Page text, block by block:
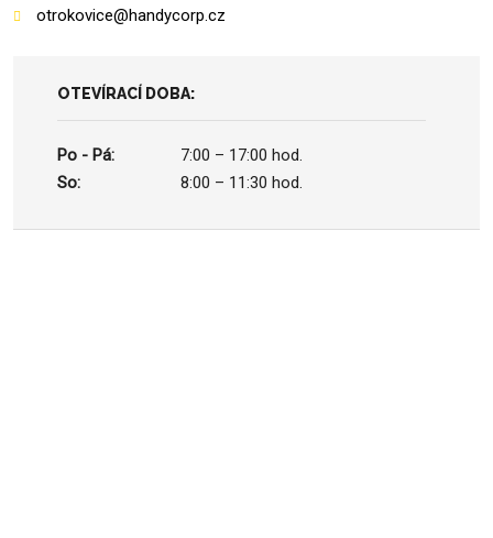
otrokovice@handycorp.cz
OTEVÍRACÍ DOBA:
Po - Pá:
So:
7:00 – 17:00 hod.
8:00 – 11:30 hod.